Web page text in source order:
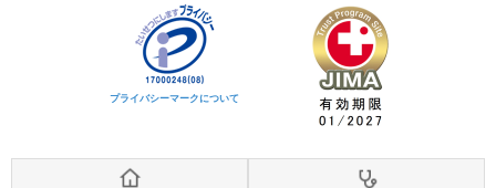
プライバシーマークについて